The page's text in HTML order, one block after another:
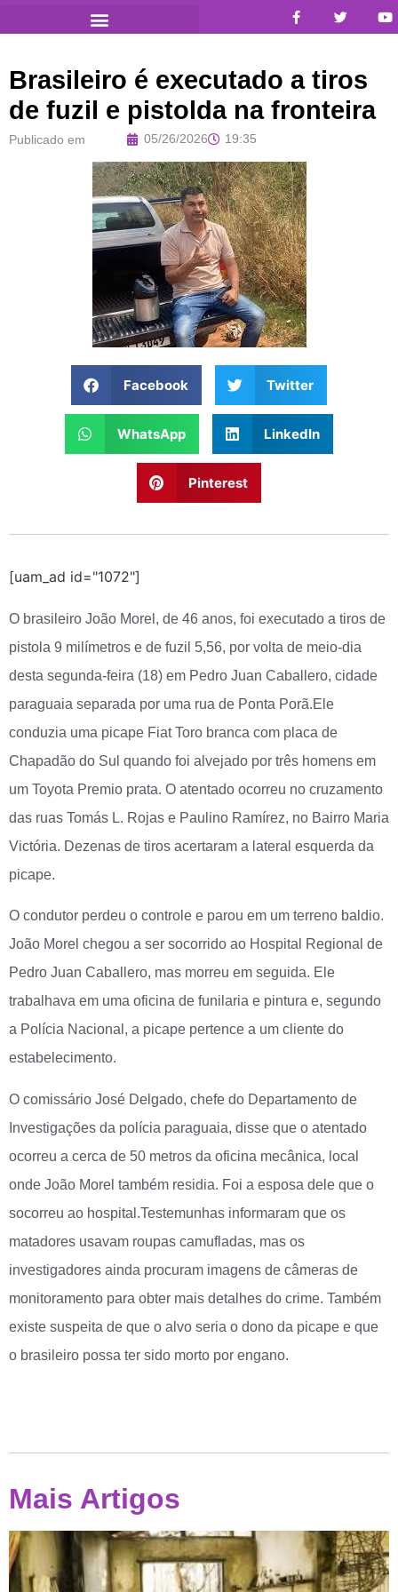
Brasileiro é executado a tiros
de fuzil e pistolda na fronteira
Publicado em 05/26/2026 19:35
Facebook Twitter
WhatsApp LinkedIn
Pinterest
[uam_ad id="1072"]
O brasileiro João Morel, de 46 anos, foi executado a tiros de
pistola 9 milímetros e de fuzil 5,56, por volta de meio-dia
desta segunda-feira (18) em Pedro Juan Caballero, cidade
paraguaia separada por uma rua de Ponta Porã.Ele
conduzia uma picape Fiat Toro branca com placa de
Chapadão do Sul quando foi alvejado por três homens em
um Toyota Premio prata. O atentado ocorreu no cruzamento
das ruas Tomás L. Rojas e Paulino Ramírez, no Bairro Maria
Victória. Dezenas de tiros acertaram a lateral esquerda da
picape.
O condutor perdeu o controle e parou em um terreno baldio.
João Morel chegou a ser socorrido ao Hospital Regional de
Pedro Juan Caballero, mas morreu em seguida. Ele
trabalhava em uma oficina de funilaria e pintura e, segundo
a Polícia Nacional, a picape pertence a um cliente do
estabelecimento.
O comissário José Delgado, chefe do Departamento de
Investigações da polícia paraguaia, disse que o atentado
ocorreu a cerca de 50 metros da oficina mecânica, local
onde João Morel também residia. Foi a esposa dele que o
socorreu ao hospital.Testemunhas informaram que os
matadores usavam roupas camufladas, mas os
investigadores ainda procuram imagens de câmeras de
monitoramento para obter mais detalhes do crime. Também
existe suspeita de que o alvo seria o dono da picape e que
o brasileiro possa ter sido morto por engano.
Mais Artigos